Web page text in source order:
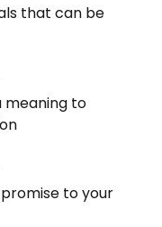
that can be
meaning to
to your